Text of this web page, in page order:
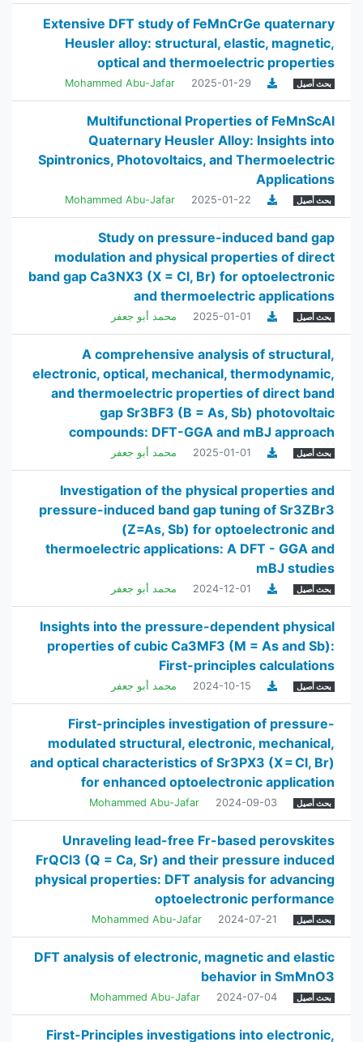
Extensive DFT study of FeMnCrGe quaternary
Heusler alloy: structural, elastic, magnetic,
optical and thermoelectric properties
بحث أصيل 2025-01-29
Mohammed Abu-Jafar
Multifunctional Properties of FeMnScAl
Quaternary Heusler Alloy: Insights into
Spintronics, Photovoltaics, and Thermoelectric
Applications
بحث أصيل 2025-01-22
Mohammed Abu-Jafar
Study on pressure-induced band gap
modulation and physical properties of direct
band gap Ca3NX3 (X = Cl, Br) for optoelectronic
and thermoelectric applications
بحث أصيل 2025-01-01 محمد أبو جعفر
A comprehensive analysis of structural,
electronic, optical, mechanical, thermodynamic,
and thermoelectric properties of direct band
gap Sr3BF3 (B = As, Sb) photovoltaic
compounds: DFT-GGA and mBJ approach
بحث أصيل 2025-01-01 محمد أبو جعفر
Investigation of the physical properties and
pressure-induced band gap tuning of Sr3ZBr3
(Z=As, Sb) for optoelectronic and
thermoelectric applications: A DFT - GGA and
mBJ studies
بحث أصيل 2024-12-01 محمد أبو جعفر
Insights into the pressure-dependent physical
properties of cubic Ca3MF3 (M = As and Sb):
First-principles calculations
بحث أصيل 2024-10-15 محمد أبو جعفر
First-principles investigation of pressure-
modulated structural, electronic, mechanical,
and optical characteristics of Sr3PX3 (X = Cl, Br)
for enhanced optoelectronic application
بحث أصيل 2024-09-03
Mohammed Abu-Jafar
Unraveling lead-free Fr-based perovskites
FrQCl3 (Q = Ca, Sr) and their pressure induced
physical properties: DFT analysis for advancing
optoelectronic performance
بحث أصيل 2024-07-21
Mohammed Abu-Jafar
DFT analysis of electronic, magnetic and elastic
behavior in SmMnO3
بحث أصيل 2024-07-04
Mohammed Abu-Jafar
First-Principles investigations into electronic,